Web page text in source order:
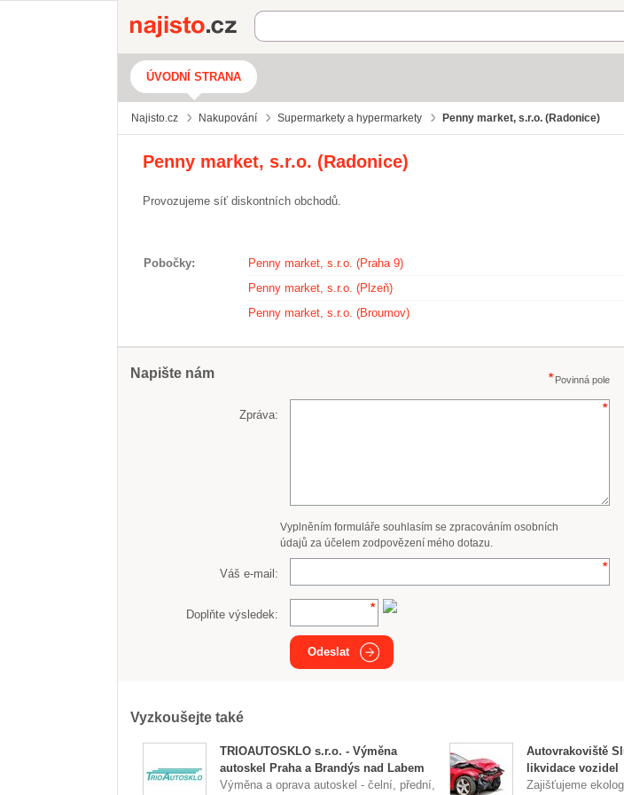
Najisto.cz
ÚVODNÍ STRANA
Najisto.cz Nakupování Supermarkety a hypermarkety Penny market, s.r.o. (Radonice)
Penny market, s.r.o. (Radonice)
Provozujeme síť diskontních obchodů.
Pobočky
Penny market, s.r.o. (Praha 9)
Penny market, s.r.o. (Plzeň)
Penny market, s.r.o. (Broumov)
Napište nám Povinná pole
Zpráva:
Vyplněním formuláře souhlasím se zpracováním osobních
údajů za účelem zodpovězení mého dotazu.
Váš e-mail:
Doplňte výsledek:
Odeslat
Vyzkoušejte také
TRIOAUTOSKLO s.r.o. - Výměna
autoskel Praha a Brandýs nad Labem
Výměna a oprava autoskel - čelní, přední,
Autovrakoviště
likvidace vozidel
Zajišťujeme